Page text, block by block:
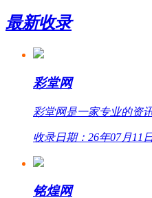
最新收录
彩堂网
彩堂网是一家专业的资
收录日期：26年07月11
铭煌网